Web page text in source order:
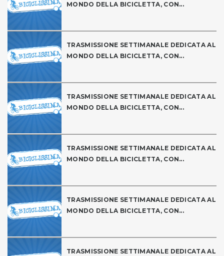
MONDO DELLA BICICLETTA, CON...
TRASMISSIONE SETTIMANALE DEDICATA AL
MONDO DELLA BICICLETTA, CON...
TRASMISSIONE SETTIMANALE DEDICATA AL
MONDO DELLA BICICLETTA, CON...
TRASMISSIONE SETTIMANALE DEDICATA AL
MONDO DELLA BICICLETTA, CON...
TRASMISSIONE SETTIMANALE DEDICATA AL
MONDO DELLA BICICLETTA, CON...
TRASMISSIONE SETTIMANALE DEDICATA AL